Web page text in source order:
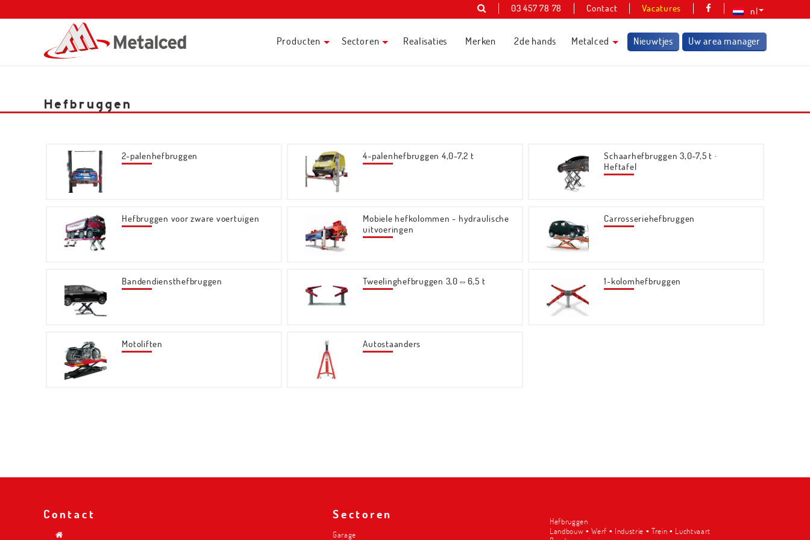
03 457 78 78 Contact Vacatures nl
Producten Sectoren Realisaties Merken 2de hands Metalced Nieuwtjes Uw area manager
Hefbruggen
2-palenhefbruggen 4-palenhefbruggen 4,0-7,2 t
Schaarhefbruggen 3,0-7,5 t ·
Heftafel
Hefbruggen voor zware voertuigen
Mobiele hefkolommen - hydraulische
uitvoeringen
Carrosseriehefbruggen
Bandendiensthefbruggen Tweelinghefbruggen 3,0⇔6,5 t 1-kolomhefbruggen
Motoliften Autostaanders
Contact Sectoren
Garage
Hefbruggen
Landbouw ▪︎ Werf ▪︎ Industrie ▪︎ Trein ▪︎ Luchtvaart